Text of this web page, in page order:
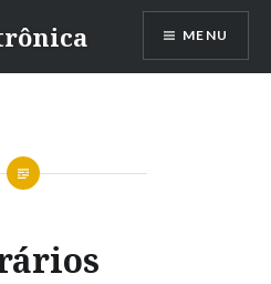
MENU